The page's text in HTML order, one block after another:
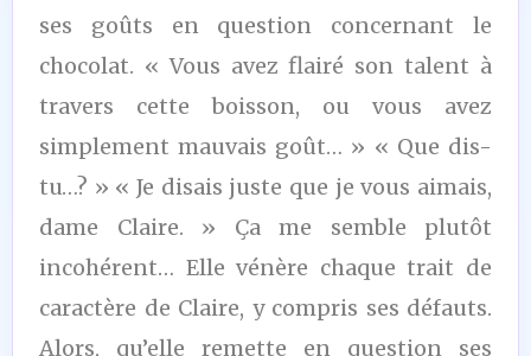
ses goûts en question concernant le
chocolat. « Vous avez flairé son talent à
travers cette boisson, ou vous avez
simplement mauvais goût… » « Que dis-
tu…? » « Je disais juste que je vous aimais,
dame Claire. » Ça me semble plutôt
incohérent… Elle vénère chaque trait de
caractère de Claire, y compris ses défauts.
Alors, qu’elle remette en question ses